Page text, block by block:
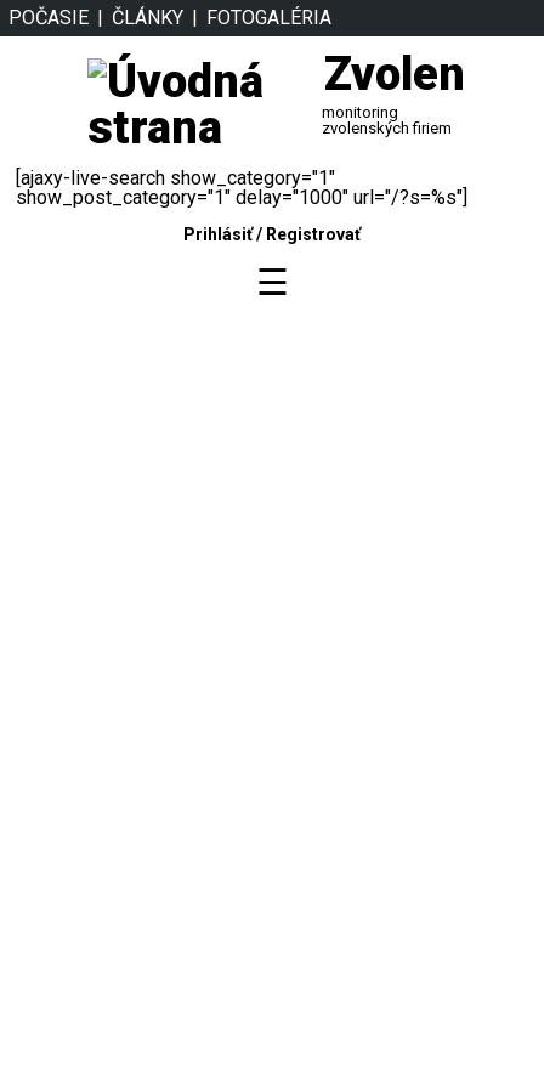
POČASIE ČLÁNKY FOTOGALÉRIA
Zvolen
monitoring
zvolenských firiem
[ajaxy-live-search show_category="1"
show_post_category="1" delay="1000" url="/?s=%s"]
Prihlásiť/ Registrovať
☰